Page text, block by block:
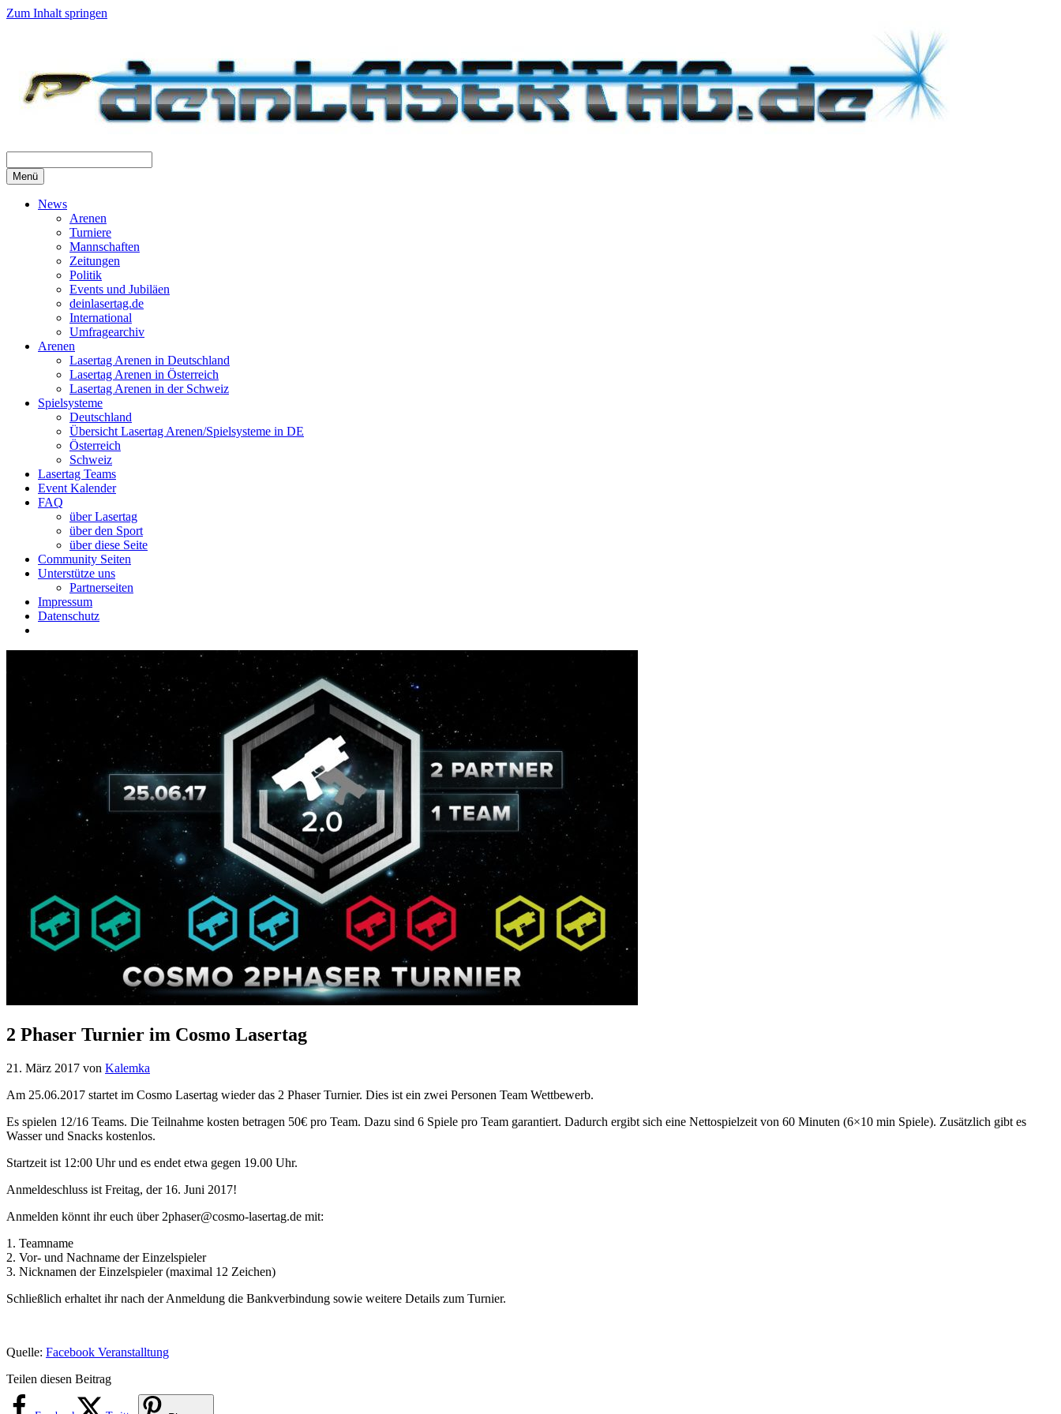
Zum Inhalt springen
Menü
News
Arenen
Turniere
Mannschaften
Zeitungen
Politik
Events und Jubiläen
deinlasertag.de
International
Umfragearchiv
Arenen
Lasertag Arenen in Deutschland
Lasertag Arenen in Österreich
Lasertag Arenen in der Schweiz
Spielsysteme
Deutschland
Übersicht Lasertag Arenen/Spielsysteme in DE
Österreich
Schweiz
Lasertag Teams
Event Kalender
FAQ
über Lasertag
über den Sport
über diese Seite
Community Seiten
Unterstütze uns
Partnerseiten
Impressum
Datenschutz
2 Phaser Turnier im Cosmo Lasertag
21. März 2017 von Kalemka
Am 25.06.2017 startet im Cosmo Lasertag wieder das 2 Phaser Turnier. Dies ist ein zwei Personen Team Wettbewerb.
Es spielen 12/16 Teams. Die Teilnahme kosten betragen 50€ pro Team. Dazu sind 6 Spiele pro Team garantiert. Dadurch ergibt sich eine Nettospielzeit von 60 Minuten (6×10 min Spiele). Zusätzlich gibt es
Wasser und Snacks kostenlos.
Startzeit ist 12:00 Uhr und es endet etwa gegen 19.00 Uhr.
Anmeldeschluss ist Freitag, der 16. Juni 2017!
Anmelden könnt ihr euch über 2phaser@cosmo-lasertag.de mit:
1. Teamname
2. Vor- und Nachname der Einzelspieler
3. Nicknamen der Einzelspieler (maximal 12 Zeichen)
Schließlich erhaltet ihr nach der Anmeldung die Bankverbindung sowie weitere Details zum Turnier.
Quelle: Facebook Veranstalltung
Teilen diesen Beitrag